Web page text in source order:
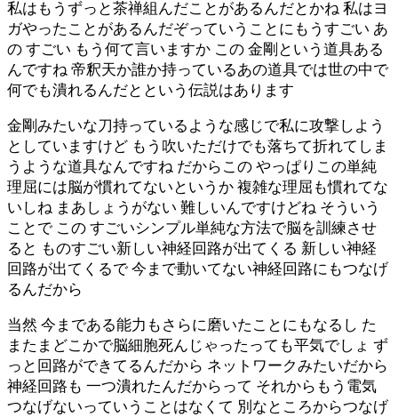
私はもうずっと茶禅組んだことがあるんだとかね 私はヨ
ガやったことがあるんだぞっていうことにもうすごい あ
の すごい もう何て言いますか この 金剛という道具ある
んですね 帝釈天か誰か持っているあの道具では世の中で
何でも潰れるんだとという伝説はあります
金剛みたいな刀持っているような感じで私に攻撃しよう
としていますけど もう吹いただけでも落ちて折れてしま
うような道具なんですね だからこの やっぱりこの単純
理屈には脳が慣れてないというか 複雑な理屈も慣れてな
いしね まあしょうがない 難しいんですけどね そういう
ことで この すごいシンプル単純な方法で脳を訓練させ
ると ものすごい新しい神経回路が出てくる 新しい神経
回路が出てくるで 今まで動いてない神経回路にもつなげ
るんだから
当然 今まである能力もさらに磨いたことにもなるし た
またまどこかで脳細胞死んじゃったっても平気でしょ ず
っと回路ができてるんだから ネットワークみたいだから
神経回路も 一つ潰れたんだからって それからもう電気
つなげないっていうことはなくて 別なところからつなげ